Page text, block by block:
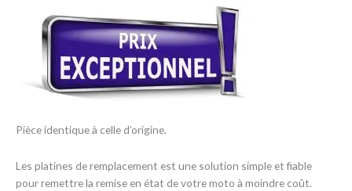
Pièce identique à celle d’origine.
Les platines de remplacement est une solution simple et fiable
pour remettre la remise en état de votre moto à moindre coût.